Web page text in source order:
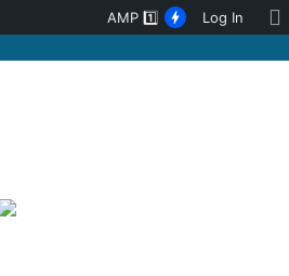
نبذةLog In
AMP 1️⃣